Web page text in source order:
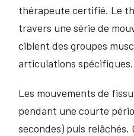
thérapeute certifié. Le
travers une série de
ciblent des groupes
articulations spécifiques.
Les mouvements de
pendant une courte
secondes) puis relâchés.